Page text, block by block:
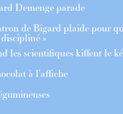
Demenge parade
de Bigard plaide pour
»
les scientifiques kiffent le
à l’affiche